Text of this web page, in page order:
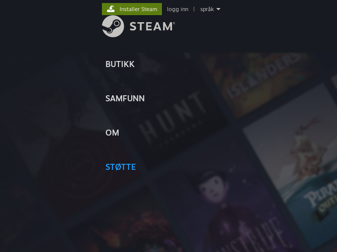
BUTIKK
SAMFUNN
OM
STØTTE
Installer Steam logg inn språk